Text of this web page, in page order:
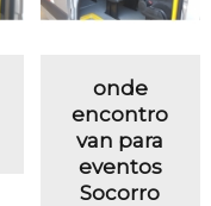
onde
encontro
van para
eventos
Socorro